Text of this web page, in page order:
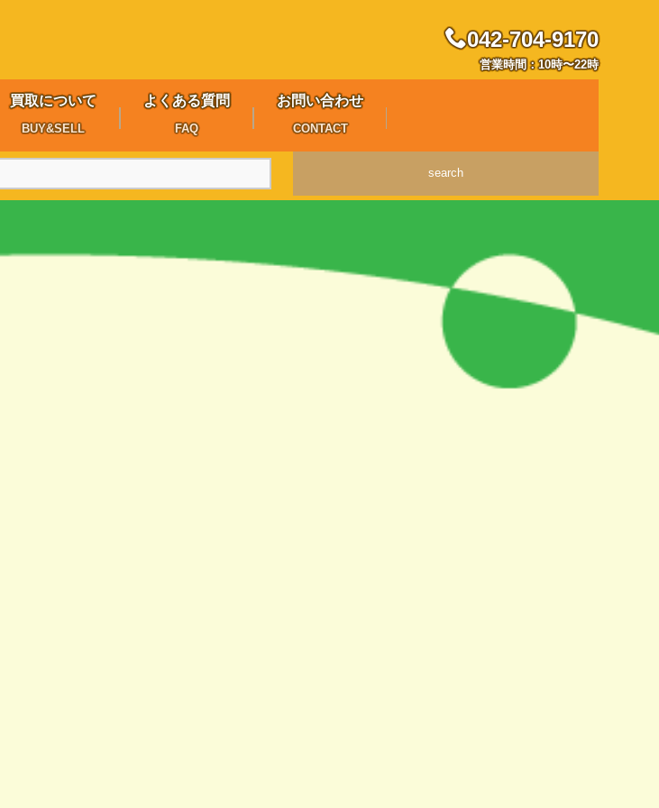
042-704-9170
営業時間：10時〜22時
買取について
BUY&SELL
よくある質問
FAQ
お問い合わせ
CONTACT
search